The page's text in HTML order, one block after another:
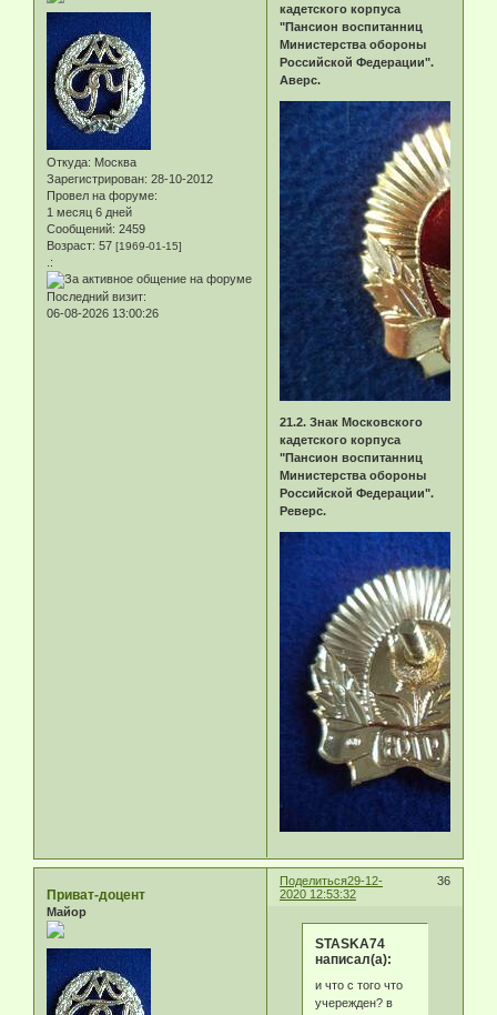
Откуда: Москва
Зарегистрирован: 28-10-2012
Провел на форуме:
1 месяц 6 дней
Сообщений: 2459
Возраст: 57 [1969-01-15]
.:
Последний визит:
06-08-2026 13:00:26
кадетского корпуса
"Пансион воспитанниц
Министерства обороны
Российской Федерации".
Аверс.
21.2. Знак Московского
кадетского корпуса
"Пансион воспитанниц
Министерства обороны
Российской Федерации".
Реверс.
Поделиться 36
29-12-
2020 12:53:32
Приват-доцент
Майор
STASKA74
написал(а):
и что c того что
учережден? в